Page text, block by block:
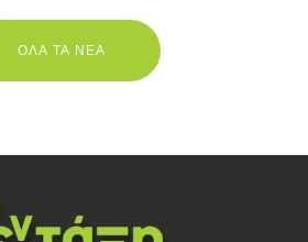
ΟΛΑ ΤΑ ΝΕΑ